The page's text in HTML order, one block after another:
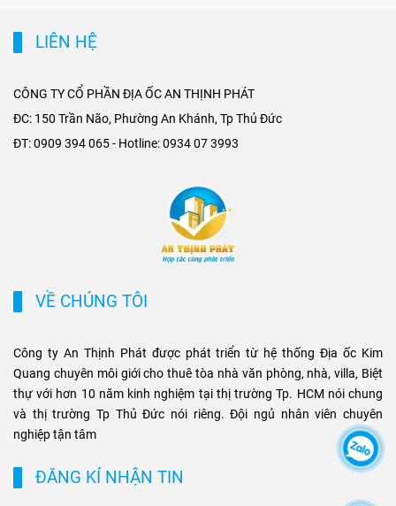
giao thông liên vùng, rút
ngoại thành vào trung tâm,
triển cho các khu đô thị mới,
khu biệt thự cao cấp và cụm
tiện ích di chuyển và hạ tầng
đồng bộ đang tạo ra biên độ
tăng giá và tiềm năng khai
các loại hình bất động sản
này.
khai thác tòa nhà văn phòng
Metro. Sự kết hợp giữa hạ
tầng hiện đại và nhu cầu di
chỉ tạo ưu thế cạnh tranh cho
chủ đầu tư, mà còn mở ra cơ
phân khúc bất động sản
LIÊN HỆ
CÔNG TY CỔ PHẦN ĐỊA ỐC AN THỊNH PHÁT
ĐC: 150 Trần Não, Phường An Khánh, Tp Thủ Đức
ĐT: 0909 394 065 - Hotline: 0934 07 3993
VỀ CHÚNG TÔI
Công ty An Thịnh Phát được phát triển từ hệ thống Địa ốc Kim
Quang chuyên môi giới cho thuê tòa nhà văn phòng, nhà, villa, Biệt
thự với hơn 10 năm kinh nghiệm tại thị trường Tp. HCM nói chung
và thị trường Tp Thủ Đức nói riêng. Đội ngủ nhân viên chuyên
nghiệp tận tâm
ĐĂNG KÍ NHẬN TIN